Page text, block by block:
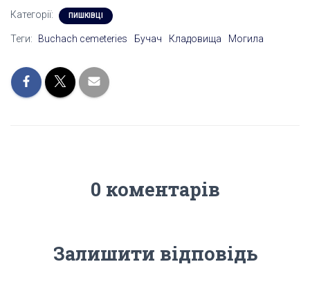
Категорії: ПИШКІВЦІ
Теги: Buchach cemeteries Бучач Кладовища Могила
0 коментарів
Залишити відповідь